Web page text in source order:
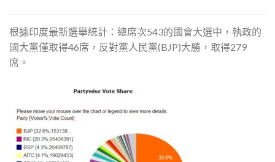
根據印度最新選舉統計：總席次543的國會大選中，執政的
國大黨僅取得46席，反對黨人民黨(BJP)大勝，取得279
席。